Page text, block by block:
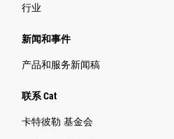
行业
新闻和事件
产品和服务新闻稿
联系 Cat
卡特彼勒 基金会